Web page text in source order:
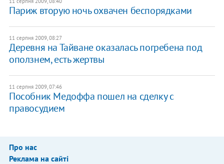
Париж вторую ночь охвачен беспорядками
11 серпня 2009, 08:27
Деревня на Тайване оказалась погребена под
оползнем, есть жертвы
11 серпня 2009, 07:46
Пособник Медоффа пошел на сделку с
правосудием
Про нас
Реклама на сайті